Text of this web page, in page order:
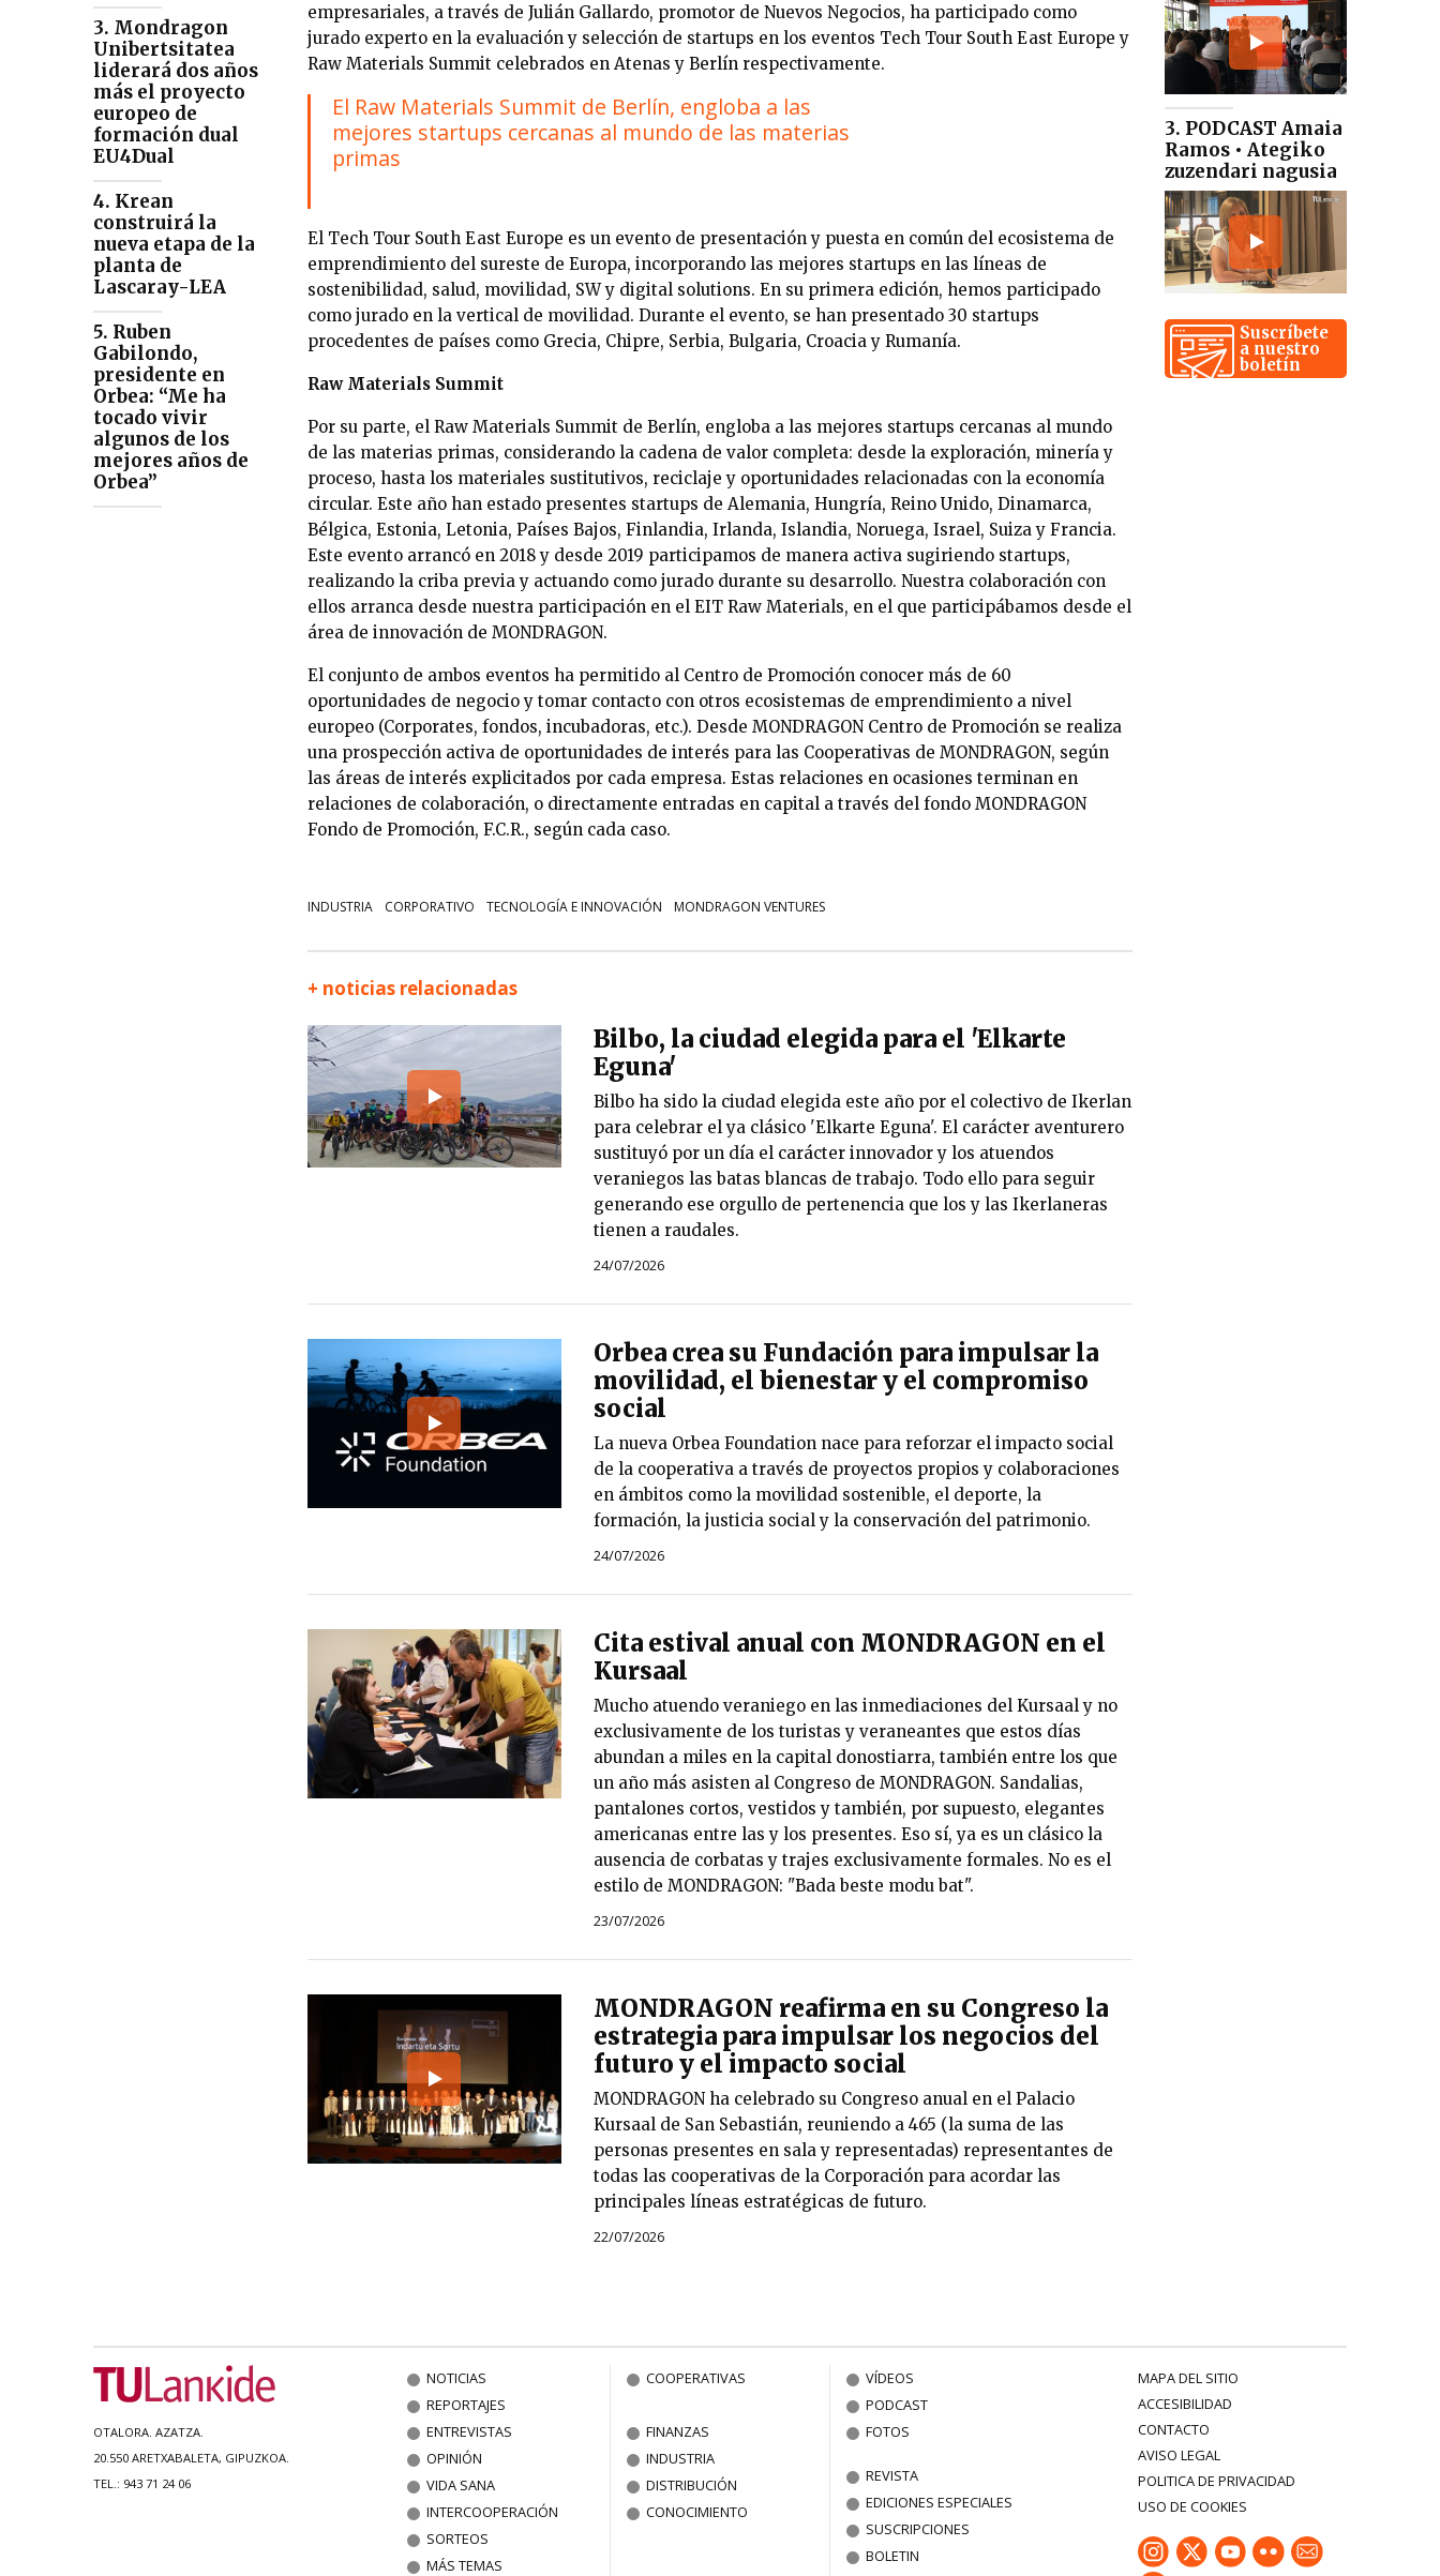
3. Mondragon
Unibertsitatea
liderará dos años
más el proyecto
europeo de
formación dual
EU4Dual
4. Krean
construirá la
nueva etapa de la
planta de
Lascaray-LEA
5. Ruben
Gabilondo,
presidente en
Orbea: “Me ha
tocado vivir
algunos de los
mejores años de
Orbea”
empresariales, a través de Julián Gallardo, promotor de Nuevos Negocios, ha participado como
jurado experto en la evaluación y selección de startups en los eventos Tech Tour South East Europe y
Raw Materials Summit celebrados en Atenas y Berlín respectivamente.
El Raw Materials Summit de Berlín, engloba a las
mejores startups cercanas al mundo de las materias
primas
El Tech Tour South East Europe es un evento de presentación y puesta en común del ecosistema de
emprendimiento del sureste de Europa, incorporando las mejores startups en las líneas de
sostenibilidad, salud, movilidad, SW y digital solutions. En su primera edición, hemos participado
como jurado en la vertical de movilidad. Durante el evento, se han presentado 30 startups
procedentes de países como Grecia, Chipre, Serbia, Bulgaria, Croacia y Rumanía.
Raw Materials Summit
Por su parte, el Raw Materials Summit de Berlín, engloba a las mejores startups cercanas al mundo
de las materias primas, considerando la cadena de valor completa: desde la exploración, minería y
proceso, hasta los materiales sustitutivos, reciclaje y oportunidades relacionadas con la economía
circular. Este año han estado presentes startups de Alemania, Hungría, Reino Unido, Dinamarca,
Bélgica, Estonia, Letonia, Países Bajos, Finlandia, Irlanda, Islandia, Noruega, Israel, Suiza y Francia.
Este evento arrancó en 2018 y desde 2019 participamos de manera activa sugiriendo startups,
realizando la criba previa y actuando como jurado durante su desarrollo. Nuestra colaboración con
ellos arranca desde nuestra participación en el EIT Raw Materials, en el que participábamos desde el
área de innovación de MONDRAGON.
El conjunto de ambos eventos ha permitido al Centro de Promoción conocer más de 60
oportunidades de negocio y tomar contacto con otros ecosistemas de emprendimiento a nivel
europeo (Corporates, fondos, incubadoras, etc.). Desde MONDRAGON Centro de Promoción se realiza
una prospección activa de oportunidades de interés para las Cooperativas de MONDRAGON, según
las áreas de interés explicitados por cada empresa. Estas relaciones en ocasiones terminan en
relaciones de colaboración, o directamente entradas en capital a través del fondo MONDRAGON
Fondo de Promoción, F.C.R., según cada caso.
INDUSTRIA CORPORATIVO TECNOLOGÍA E INNOVACIÓN MONDRAGON VENTURES
+ noticias relacionadas
Bilbo, la ciudad elegida para el 'Elkarte
Eguna'
Bilbo ha sido la ciudad elegida este año por el colectivo de Ikerlan
para celebrar el ya clásico 'Elkarte Eguna'. El carácter aventurero
sustituyó por un día el carácter innovador y los atuendos
veraniegos las batas blancas de trabajo. Todo ello para seguir
generando ese orgullo de pertenencia que los y las Ikerlaneras
tienen a raudales.
24/07/2026
Orbea crea su Fundación para impulsar la
movilidad, el bienestar y el compromiso
social
La nueva Orbea Foundation nace para reforzar el impacto social
de la cooperativa a través de proyectos propios y colaboraciones
en ámbitos como la movilidad sostenible, el deporte, la
formación, la justicia social y la conservación del patrimonio.
24/07/2026
Cita estival anual con MONDRAGON en el
Kursaal
Mucho atuendo veraniego en las inmediaciones del Kursaal y no
exclusivamente de los turistas y veraneantes que estos días
abundan a miles en la capital donostiarra, también entre los que
un año más asisten al Congreso de MONDRAGON. Sandalias,
pantalones cortos, vestidos y también, por supuesto, elegantes
americanas entre las y los presentes. Eso sí, ya es un clásico la
ausencia de corbatas y trajes exclusivamente formales. No es el
estilo de MONDRAGON: "Bada beste modu bat".
23/07/2026
MONDRAGON reafirma en su Congreso la
estrategia para impulsar los negocios del
futuro y el impacto social
MONDRAGON ha celebrado su Congreso anual en el Palacio
Kursaal de San Sebastián, reuniendo a 465 (la suma de las
personas presentes en sala y representadas) representantes de
todas las cooperativas de la Corporación para acordar las
principales líneas estratégicas de futuro.
22/07/2026
3. PODCAST Amaia
Ramos • Ategiko
zuzendari nagusia
Suscríbete
a nuestro
boletín
OTALORA. AZATZA.
20.550 ARETXABALETA, GIPUZKOA.
TEL.: 943 71 24 06
NOTICIAS
REPORTAJES
ENTREVISTAS
OPINIÓN
VIDA SANA
INTERCOOPERACIÓN
SORTEOS
MÁS TEMAS
COOPERATIVAS
FINANZAS
INDUSTRIA
DISTRIBUCIÓN
CONOCIMIENTO
VÍDEOS
PODCAST
FOTOS
REVISTA
EDICIONES ESPECIALES
SUSCRIPCIONES
BOLETIN
MAPA DEL SITIO
ACCESIBILIDAD
CONTACTO
AVISO LEGAL
POLITICA DE PRIVACIDAD
USO DE COOKIES